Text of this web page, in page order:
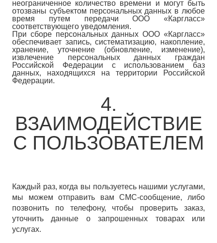
неограниченное количество времени и могут быть
отозваны субъектом персональных данных в любое
время путем передачи ООО «Каргласс»
соответствующего уведомления.
При сборе персональных данных ООО «Каргласс»
обеспечивает запись, систематизацию, накопление,
хранение, уточнение (обновление, изменение),
извлечение персональных данных граждан
Российской Федерации с использованием баз
данных, находящихся на территории Российской
Федерации.
4.
ВЗАИМОДЕЙСТВИЕ
С ПОЛЬЗОВАТЕЛЕМ
Каждый раз, когда вы пользуетесь нашими услугами,
мы можем отправить вам СМС-сообщение, либо
позвонить по телефону, чтобы проверить заказ,
уточнить данные о запрошенных товарах или
услугах.